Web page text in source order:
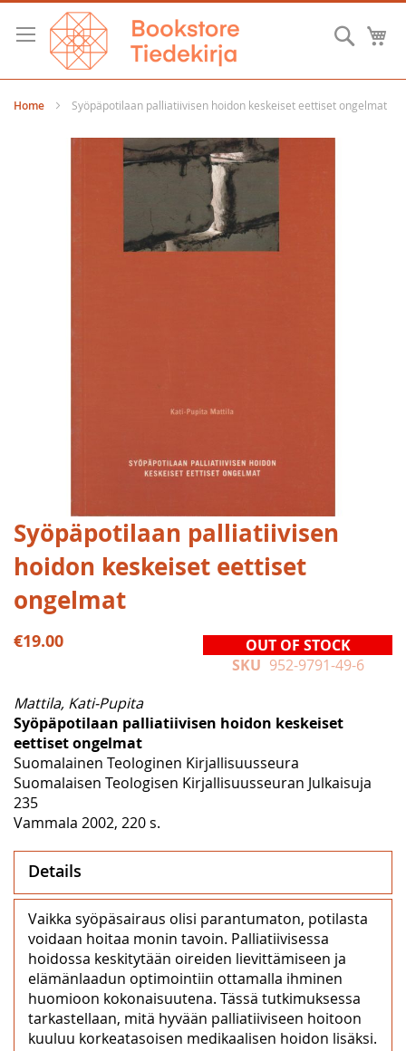
Skip
Content
Home Syöpäpotilaan palliatiivisen hoidon keskeiset eettiset ongelmat
Skip
to
the
of
images
Syöpäpotilaan palliatiivisen
hoidon keskeiset eettiset
ongelmat
€19.00
OUT OF STOCK
SKU 952-9791-49-6
Mattila, Kati-Pupita
Syöpäpotilaan palliatiivisen hoidon keskeiset
eettiset ongelmat
Suomalainen Teologinen Kirjallisuusseura
Suomalaisen Teologisen Kirjallisuusseuran Julkaisuja
235
Vammala 2002, 220 s.
Details
Vaikka syöpäsairaus olisi parantumaton, potilasta
voidaan hoitaa monin tavoin. Palliatiivisessa
hoidossa keskitytään oireiden lievittämiseen ja
elämänlaadun optimointiin ottamalla ihminen
huomioon kokonaisuutena. Tässä tutkimuksessa
tarkastellaan, mitä hyvään palliatiiviseen hoitoon
kuuluu korkeatasoisen medikaalisen hoidon lisäksi.